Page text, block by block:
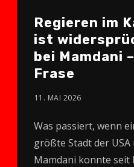
Regieren im
ist
bei Mamdani
Frase
11. MAI 2026
Was passiert, wenn
größte Stadt der
Mamdani konnte seit